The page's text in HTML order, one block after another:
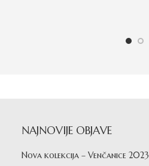
NAJNOVIJE OBJAVE
Nova kolekcija – Venčanice 2023